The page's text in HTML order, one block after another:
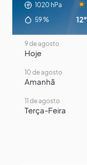
1020 hPa
59% 12°
9 de agosto
Hoje
10 de agosto
Amanhã
11 de agosto
Terça-Feira